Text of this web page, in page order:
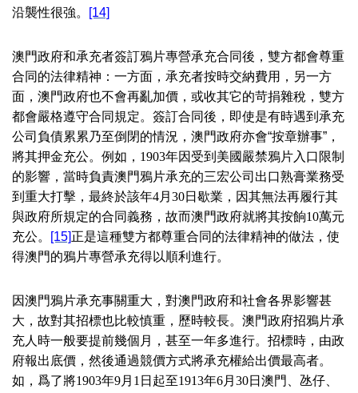
沿襲性很強。
[14]
澳門政府和承充者簽訂鴉片專營承充合同後，雙方都會尊重
合同的法律精神：一方面，承充者按時交納費用，另一方
面，澳門政府也不會再亂加價，或收其它的苛捐雜稅，雙方
都會嚴格遵守合同規定。簽訂合同後，即使是有時遇到承充
公司負債累累乃至倒閉的情況，澳門政府亦會“按章辦事”，
將其押金充公。例如， 1903年因受到美國嚴禁鴉片入口限制
的影響，當時負責澳門鴉片承充的三宏公司出口熟膏業務受
到重大打擊，最終於該年4月 30日歇業，因其無法再履行其
與政府所規定的合同義務，故而澳門政府就將其按餉10萬元
充公。
[15]正是這種雙方都尊重合同的法律精神的做法，使
得澳門的鴉片專營承充得以順利進行。
因澳門鴉片承充事關重大，對澳門政府和社會各界影響甚
大，故對其招標也比較慎重，歷時較長。澳門政府招鴉片承
充人時一般要提前幾個月，甚至一年多進行。招標時，由政
府報出底價，然後通過競價方式將承充權給出價最高者。
如，爲了將1903年9月 1 日起至1913年6月 30日澳門、氹仔、